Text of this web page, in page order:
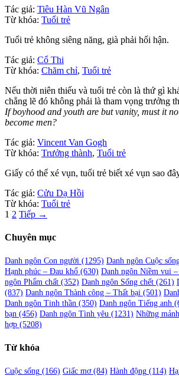
Tác giả: Tiêu Hàn Vũ Ngân
Từ khóa: Tuổi trẻ
Tuổi trẻ không siêng năng, già phải hối hận.
Tác giả: Cổ Thi
Từ khóa: Chăm chỉ, Tuổi trẻ
Nếu thời niên thiếu và tuổi trẻ còn là thứ gì
chẳng lẽ đó không phải là tham vọng trưởng
If boyhood and youth are but vanity, must it
become men?
Tác giả: Vincent Van Gogh
Từ khóa: Trưởng thành, Tuổi trẻ
Giấy có thể xé vụn, tuổi trẻ biết xé vụn sao
Tác giả: Cửu Dạ Hồi
Từ khóa: Tuổi trẻ
Phân
trang
viết
1 2 Tiếp →
Chuyên mục
Danh ngôn Con người (1295) Danh ngôn Cuộc
Hạnh phúc – Đau khổ (630) Danh ngôn Niềm vui
ngôn Phẩm chất (352) Danh ngôn Sống chết (261)
(837) Danh ngôn Thành công – Thất bại (501)
Danh ngôn Tinh thần (350) Danh ngôn Tiếng anh
bạn (456) Danh ngôn Tình yêu (1231) Những
hợp (5208)
Từ khóa
Cuộc sống (166) Giấc mơ(84) Hành động (114)